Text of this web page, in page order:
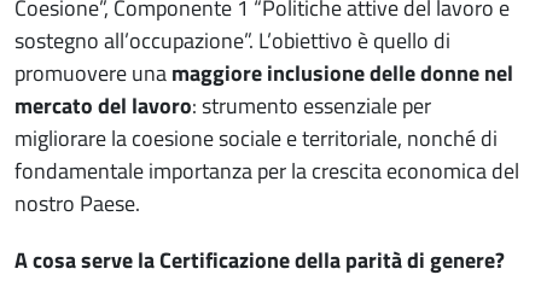
Coesione”, Componente 1 “Politiche attive del lavoro e
sostegno all’occupazione”. L’obiettivo è quello di
promuovere unamaggiore inclusione delle donne nel
mercato del lavoro: strumento essenziale per
migliorare la coesione sociale e territoriale, nonché di
fondamentale importanza per la crescita economica del
nostro Paese.
A cosa serve la Certificazione della parità di genere?